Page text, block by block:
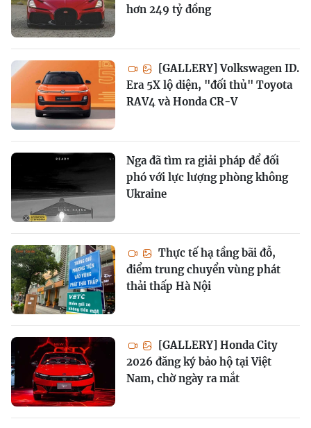
hơn 249 tỷ đồng
[GALLERY] Volkswagen ID.
Era 5X lộ diện, "đối thủ" Toyota
RAV4 và Honda CR-V
Nga đã tìm ra giải pháp để đối
phó với lực lượng phòng không
Ukraine
Thực tế hạ tầng bãi đỗ,
điểm trung chuyển vùng phát
thải thấp Hà Nội
[GALLERY] Honda City
2026 đăng ký bảo hộ tại Việt
Nam, chờ ngày ra mắt